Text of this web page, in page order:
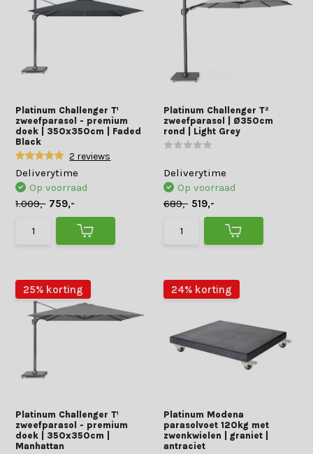
Platinum Challenger T¹
zweefparasol - premium
doek | 350x350cm | Faded
Black
2 reviews
Deliverytime
Op voorraad
1.009,- 759,-
Platinum Challenger T²
zweefparasol | Ø350cm
rond | Light Grey
Deliverytime
Op voorraad
689,- 519,-
25% korting
Platinum Challenger T¹
zweefparasol - premium
doek | 350x350cm |
Manhattan
24% korting
Platinum Modena
parasolvoet 120kg met
zwenkwielen | graniet |
antraciet